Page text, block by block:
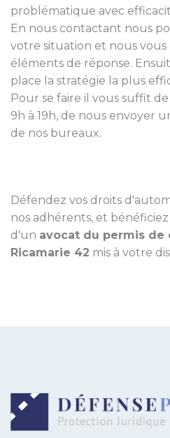
problématique avec
En nous contactant nous
votre situation et nous
éléments de réponse.
place la stratégie la plus
Pour se faire il vous suffit
9h à 19h, de nous envoyer
de nos bureaux.
Défendez vos droits
nos adhérents, et
d'un avocat du permis de
Ricamarie 42 mis à votre